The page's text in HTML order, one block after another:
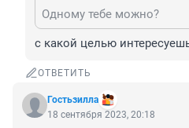
Одному тебе можно?
с какой целью
ОТВЕТИТЬ
Гостьзилла
18 сентября 2023, 20:18